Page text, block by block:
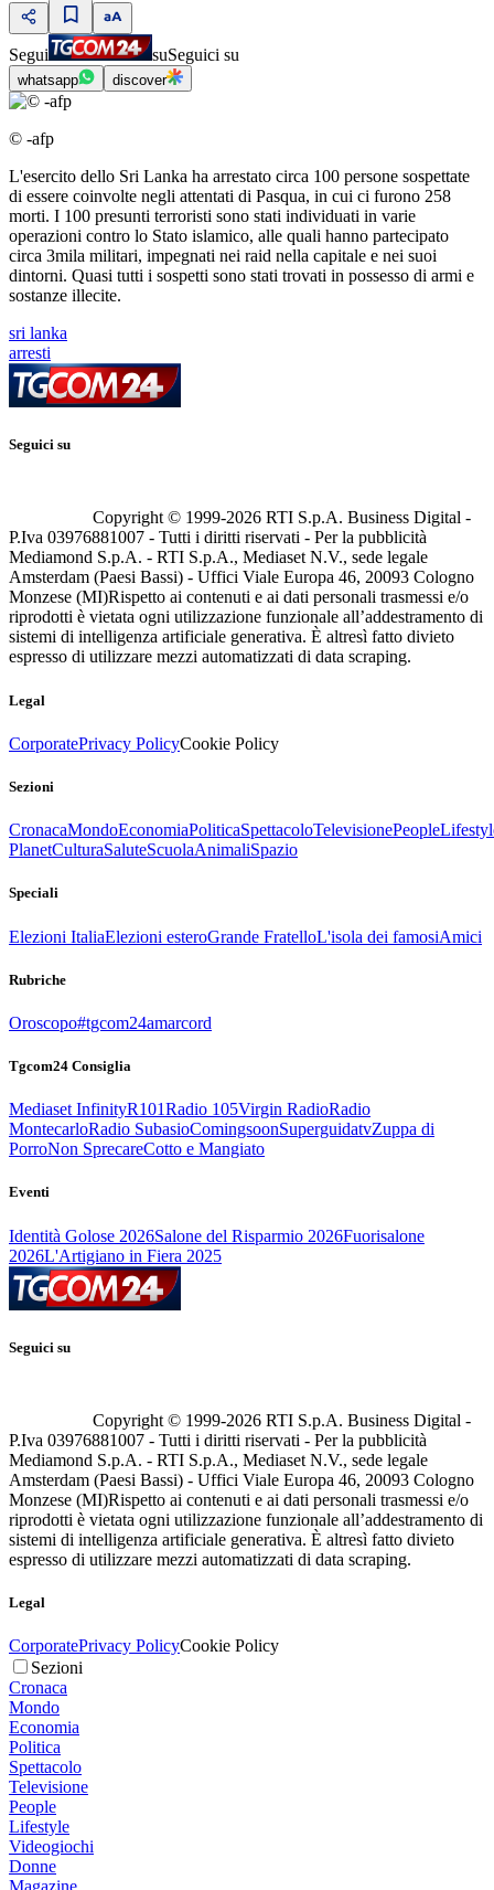
Segui suSeguici su
whatsapp discover
© -afp
L'esercito dello Sri Lanka ha arrestato circa 100 persone sospettate
di essere coinvolte negli attentati di Pasqua, in cui ci furono 258
morti. I 100 presunti terroristi sono stati individuati in varie
operazioni contro lo Stato islamico, alle quali hanno partecipato
circa 3mila militari, impegnati nei raid nella capitale e nei suoi
dintorni. Quasi tutti i sospetti sono stati trovati in possesso di armi e
sostanze illecite.
sri lanka
arresti
Seguici su
Copyright © 1999-2026 RTI S.p.A. Business Digital -
P.Iva 03976881007 - Tutti i diritti riservati - Per la pubblicità
Mediamond S.p.A. - RTI S.p.A., Mediaset N.V., sede legale
Amsterdam (Paesi Bassi) - Uffici Viale Europa 46, 20093 Cologno
Monzese (MI)Rispetto ai contenuti e ai dati personali trasmessi e/o
riprodotti è vietata ogni utilizzazione funzionale all’addestramento di
sistemi di intelligenza artificiale generativa. È altresì fatto divieto
espresso di utilizzare mezzi automatizzati di data scraping.
Legal
CorporatePrivacy PolicyCookie Policy
Sezioni
CronacaMondoEconomiaPoliticaSpettacoloTelevisionePeople
PlanetCulturaSaluteScuolaAnimaliSpazio
Speciali
Elezioni ItaliaElezioni esteroGrande FratelloL'isola dei famosiAmici
Rubriche
Oroscopo#tgcom24amarcord
Tgcom24 Consiglia
Mediaset InfinityR101Radio 105Virgin RadioRadio
MontecarloRadio SubasioComingsoonSuperguidatvZuppa di
PorroNon SprecareCotto e Mangiato
Eventi
Identità Golose 2026Salone del Risparmio 2026Fuorisalone
2026L'Artigiano in Fiera 2025
Seguici su
Copyright © 1999-2026 RTI S.p.A. Business Digital -
P.Iva 03976881007 - Tutti i diritti riservati - Per la pubblicità
Mediamond S.p.A. - RTI S.p.A., Mediaset N.V., sede legale
Amsterdam (Paesi Bassi) - Uffici Viale Europa 46, 20093 Cologno
Monzese (MI)Rispetto ai contenuti e ai dati personali trasmessi e/o
riprodotti è vietata ogni utilizzazione funzionale all’addestramento di
sistemi di intelligenza artificiale generativa. È altresì fatto divieto
espresso di utilizzare mezzi automatizzati di data scraping.
Legal
CorporatePrivacy PolicyCookie Policy
Sezioni
Cronaca
Mondo
Economia
Politica
Spettacolo
Televisione
People
Lifestyle
Videogiochi
Donne